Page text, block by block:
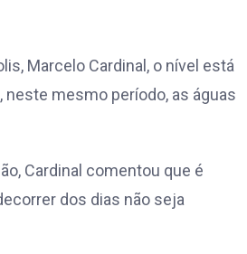
Marcelo Cardinal, o nível está
mesmo período, as águas
Cardinal comentou que é
dos dias não seja